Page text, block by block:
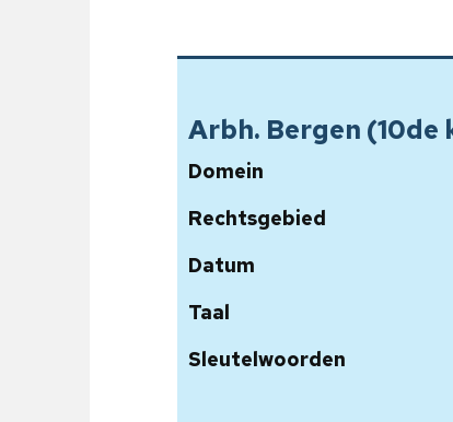
Arbh. Bergen (10de
Domein
Rechtsgebied
Datum
Taal
Sleutelwoorden